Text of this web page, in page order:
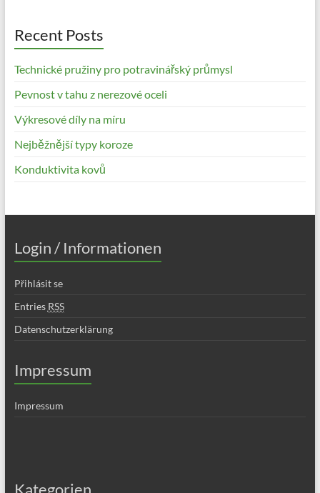
Recent Posts
Technické pružiny pro potravinářský průmysl
Pevnost v tahu z nerezové oceli
Výkresové díly na míru
Nejběžnější typy koroze
Konduktivita kovů
Login / Informationen
Přihlásit se
Entries RSS
Datenschutzerklärung
Impressum
Impressum